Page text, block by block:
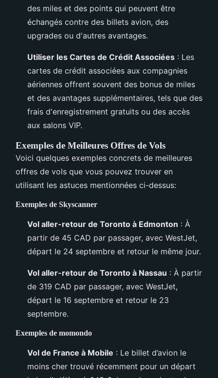
des miles et des points qui peuvent être
échangés contre des billets avion, des
upgrades ou d'autres avantages.
Utiliser les Cartes de Crédit Associées : Les
cartes de crédit associées aux compagnies
aériennes offrent souvent des bonus de miles
et des avantages supplémentaires, tels que des
frais d'enregistrement gratuits ou des accès
aux salons VIP.
Exemples de Meilleures Offres de Vols
Voici quelques exemples concrets de meilleures
offres de vols que vous pouvez trouver en
utilisant les astuces mentionnées ci-dessus:
Exemples de Skyscanner
Vol aller-retour de Toronto à Edmonton : À
partir de 45 CAD par passager, avec WestJet,
départ le 24 septembre et retour le même jour.
Vol aller-retour de Toronto à Nassau : À partir
de 319 CAD par passager, avec WestJet,
départ le 16 septembre et retour le 23
septembre.
Exemples de momondo
Vol de France à Mobile : Le billet d’avion le
moins cher trouvé récemment pour un départ